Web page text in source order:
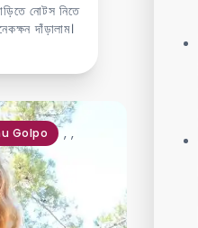
নোটস নিতে
দাঁড়ালাম।
,
Golpo ,